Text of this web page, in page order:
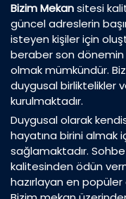
Bizim Mekansitesi
güncel adreslerin
isteyen kişiler için
beraber son
olmak mümkündür.
duygusal birliktelikler
kurulmaktadır.
Duygusal olarak
hayatına birini almak
sağlamaktadır.
kalitesinden ödün
hazırlayan en